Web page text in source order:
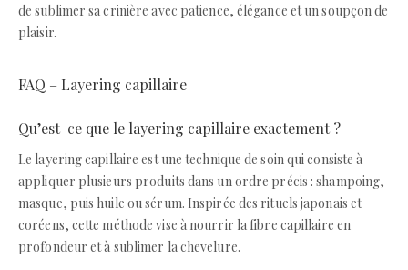
de sublimer sa crinière avec patience, élégance et un soupçon de
plaisir.
FAQ – Layering capillaire
Qu’est-ce que le layering capillaire exactement ?
Le layering capillaire est une technique de soin qui consiste à
appliquer plusieurs produits dans un ordre précis : shampoing,
masque, puis huile ou sérum. Inspirée des rituels japonais et
coréens, cette méthode vise à nourrir la fibre capillaire en
profondeur et à sublimer la chevelure.